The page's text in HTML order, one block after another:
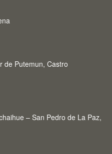
de Putemun, Castro
– San Pedro de La Paz,